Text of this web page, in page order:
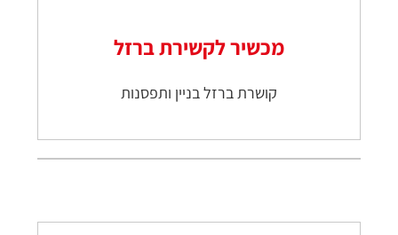
מכשיר לקשירת ברזל
קושרת ברזל בניין ותפסנות